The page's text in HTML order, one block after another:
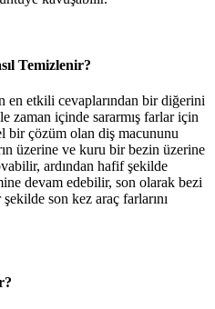
Temizlenir?
en etkili cevaplarından bir diğerini
zaman içinde sararmış farlar için
bir çözüm olan diş macununu
üzerine ve kuru bir bezin üzerine
ardından hafif şekilde
devam edebilir, son olarak bezi
son kez araç farlarını